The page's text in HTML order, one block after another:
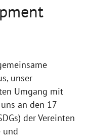
unser
Umgang mit
an den 17
der Vereinten
und